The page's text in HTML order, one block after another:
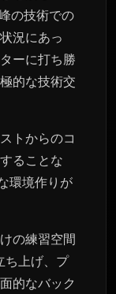
の技術での
況にあっ
ーに打ち勝
的な技術交
トからのコ
ることな
環境作りが
の練習空間
ち上げ、プ
的なバック